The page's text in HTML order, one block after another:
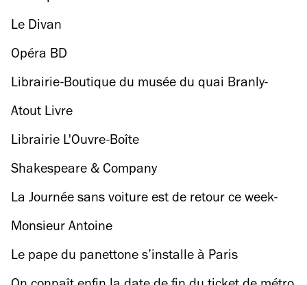
Le Divan
Opéra BD
Librairie-Boutique du musée du quai Branly-
Jacques Chirac
Atout Livre
Librairie L'Ouvre-Boîte
Shakespeare & Company
La Journée sans voiture est de retour ce week-
end
Monsieur Antoine
Le pape du panettone s’installe à Paris